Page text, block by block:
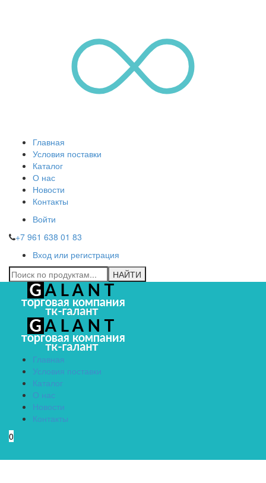
Главная
Условия поставки
Каталог
О нас
Новости
Контакты
Войти
+7 961 638 01 83
Вход или регистрация
Главная
Условия поставки
Каталог
О нас
Новости
Контакты
0